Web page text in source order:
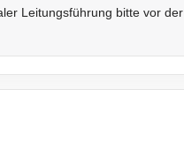
Leitungsführung bitte vor der